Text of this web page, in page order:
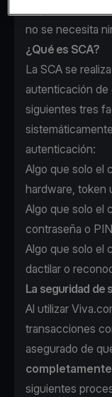
no se necesita
¿Qué es SCA?
La SCA se
autenticación de
siguientes tres
autenticación:
Algo que solo el
hardware, token
Algo que solo el
contraseña o
Algo que solo el
dactilar o
La seguridad de
Al utilizar
transacciones
asegurado de
siguientes